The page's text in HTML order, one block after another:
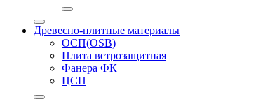
Древесно-плитные материалы
ОСП(OSB)
Плита ветрозащитная
Фанера ФК
ЦСП